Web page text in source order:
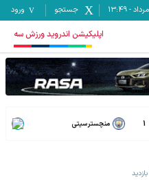
-
13:49 جستجو ورود
اپلیکیشن اندروید ورزش سه
1 منچسترسیتی
بازدید